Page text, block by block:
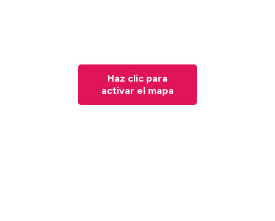
Haz clic para
activar el mapa